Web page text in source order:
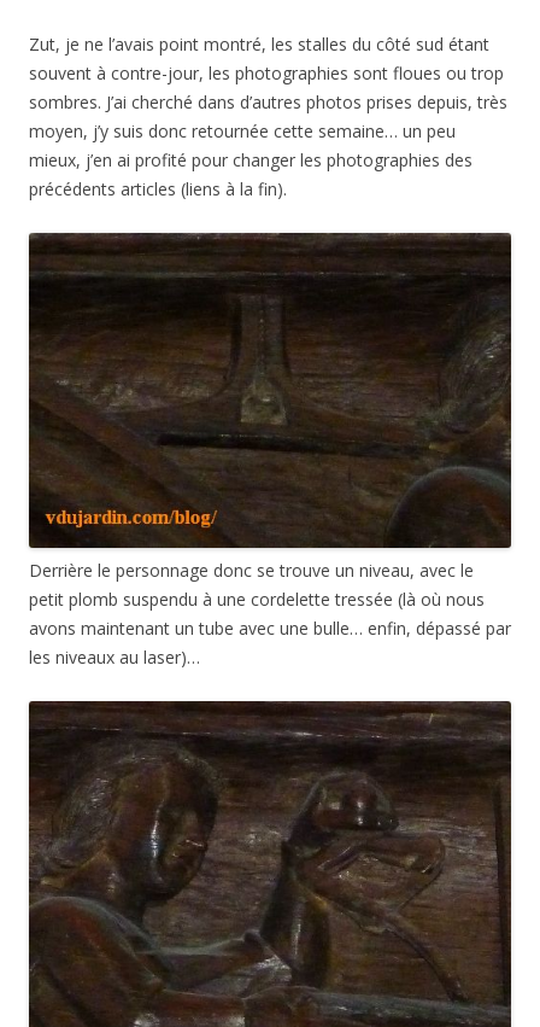
Zut, je ne l’avais point montré, les stalles du côté sud étant
souvent à contre-jour, les photographies sont floues ou trop
sombres. J’ai cherché dans d’autres photos prises depuis, très
moyen, j’y suis donc retournée cette semaine… un peu
mieux, j’en ai profité pour changer les photographies des
précédents articles (liens à la fin).
Derrière le personnage donc se trouve un niveau, avec le
petit plomb suspendu à une cordelette tressée (là où nous
avons maintenant un tube avec une bulle… enfin, dépassé par
les niveaux au laser)…